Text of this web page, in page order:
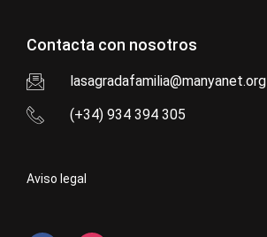
Contacta con nosotros
lasagradafamilia@manyanet.org
(+34) 934 394 305
Aviso legal